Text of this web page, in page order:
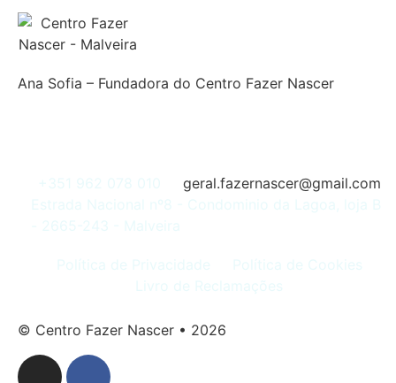
Ana Sofia – Fundadora do Centro Fazer Nascer
geral.fazernascer@gmail.com
© Centro Fazer Nascer • 2026